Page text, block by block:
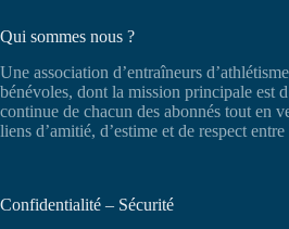
Qui sommes nous ?
Une association d’entraîneurs
bénévoles, dont la mission principale est
continue de chacun des abonnés tout en
liens d’amitié, d’estime et de respect
Confidentialité – Sécurité